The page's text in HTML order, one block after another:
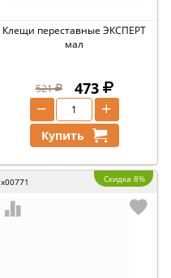
Клещи переставные ЭКСПЕРТ
мал
521 473
+
−
Купить
x00771 Скидка 8%